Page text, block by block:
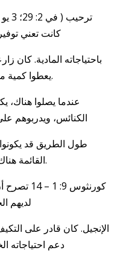
كانت تعني
باحتياجاته المادية. كان
يعطوا كمية من المال ليصلوا إلى وجهتهم.
عندما يصلوا هناك،
الكنائس، ويدربوهم
طول الطريق قد
القائمة هناك ثم يتم إرسالهم مرة أخرى.
لديهم
الإنجيل. كان قادر على
دعم احتياجاته